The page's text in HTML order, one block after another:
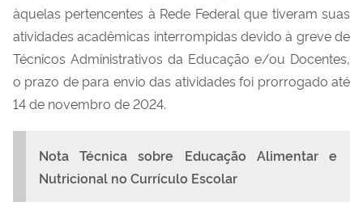
àquelas pertencentes à Rede Federal que tiveram suas
atividades acadêmicas interrompidas devido à greve de
Técnicos Administrativos da Educação e/ou Docentes,
o prazo de para envio das atividadesfoi prorrogado até
14 de novembro de 2024.
Nota Técnica sobre Educação Alimentar e
Nutricional no Currículo Escolar